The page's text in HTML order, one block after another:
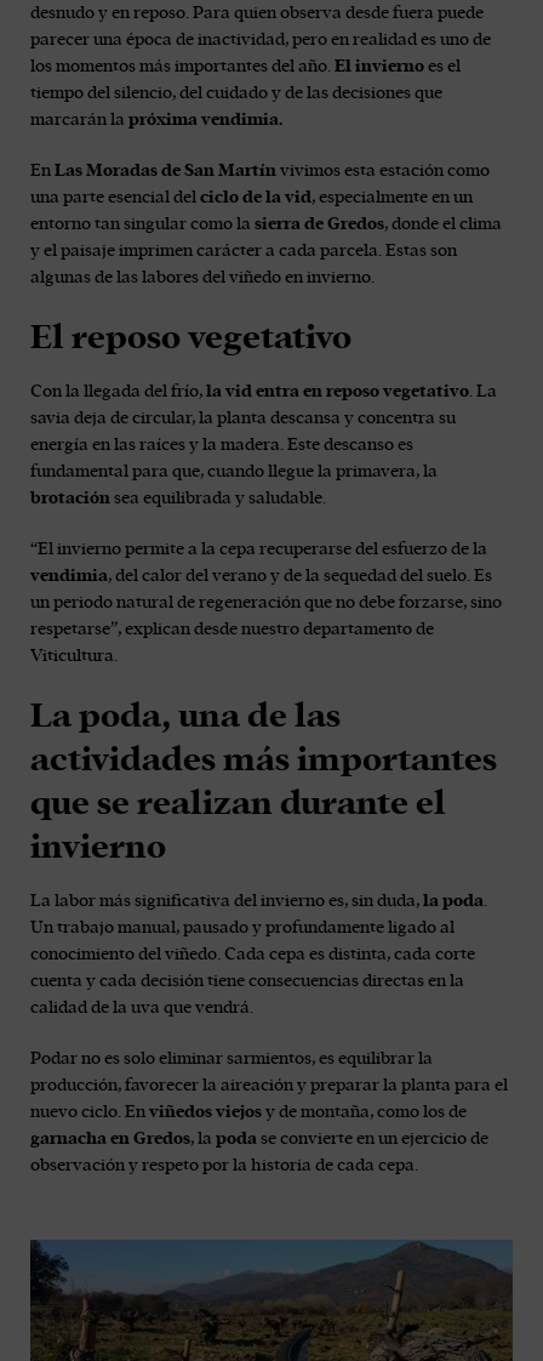
desnudo y en reposo. Para quien observa desde fuera puede
parecer una época de inactividad, pero en realidad es uno de
los momentos más importantes del año. El invierno es el
tiempo del silencio, del cuidado y de las decisiones que
marcarán la próxima vendimia.
En Las Moradas de San Martín vivimos esta estación como
una parte esencial del ciclo de la vid, especialmente en un
entorno tan singular como la sierra de Gredos, donde el clima
y el paisaje imprimen carácter a cada parcela. Estas son
algunas de las labores del viñedo en invierno.
El reposo vegetativo
Con la llegada del frío, la vid entra en reposo vegetativo. La
savia deja de circular, la planta descansa y concentra su
energía en las raíces y la madera. Este descanso es
fundamental para que, cuando llegue la primavera, la
brotación sea equilibrada y saludable.
“El invierno permite a la cepa recuperarse del esfuerzo de la
vendimia, del calor del verano y de la sequedad del suelo. Es
un periodo natural de regeneración que no debe forzarse, sino
respetarse”, explican desde nuestro departamento de
Viticultura.
La poda, una de las
actividades más importantes
que se realizan durante el
invierno
La labor más significativa del invierno es, sin duda, la poda.
Un trabajo manual, pausado y profundamente ligado al
conocimiento del viñedo. Cada cepa es distinta, cada corte
cuenta y cada decisión tiene consecuencias directas en la
calidad de la uva que vendrá.
Podar no es solo eliminar sarmientos, es equilibrar la
producción, favorecer la aireación y preparar la planta para el
nuevo ciclo. En viñedos viejos y de montaña, como los de
garnacha en Gredos, la poda se convierte en un ejercicio de
observación y respeto por la historia de cada cepa.